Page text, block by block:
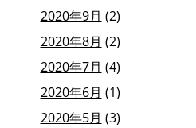
2020年9月 (2)
2020年8月 (2)
2020年7月 (4)
2020年6月 (1)
2020年5月 (3)